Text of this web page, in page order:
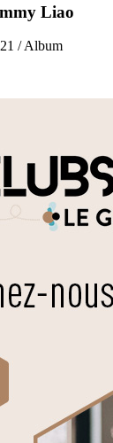
Liao
/ Album